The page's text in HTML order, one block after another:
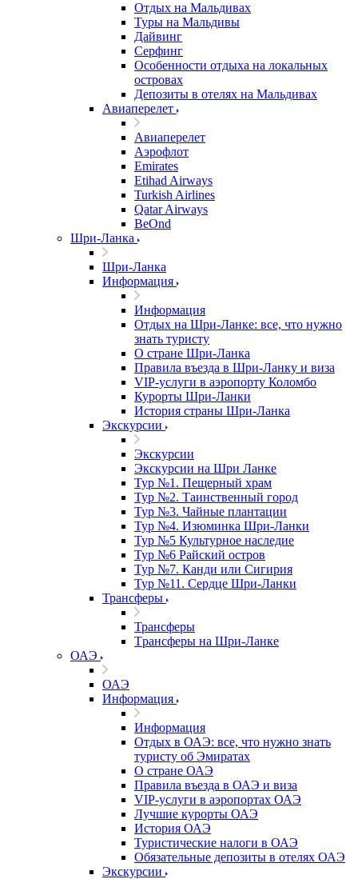
Отдых на Мальдивах
Туры на Мальдивы
Дайвинг
Серфинг
Особенности отдыха на локальных
островах
Депозиты в отелях на Мальдивах
Авиаперелет
Авиаперелет
Аэрофлот
Emirates
Etihad Airways
Turkish Airlines
Qatar Airways
BeOnd
Шри-Ланка
Шри-Ланка
Информация
Информация
Отдых на Шри-Ланке: все, что нужно
знать туристу
О стране Шри-Ланка
Правила въезда в Шри-Ланку и виза
VIP-услуги в аэропорту Коломбо
Курорты Шри-Ланки
История страны Шри-Ланка
Экскурсии
Экскурсии
Экскурсии на Шри Ланке
Тур №1. Пещерный храм
Тур №2. Таинственный город
Тур №3. Чайные плантации
Тур №4. Изюминка Шри-Ланки
Тур №5 Культурное наследие
Тур №6 Райский остров
Тур №7. Канди или Сигирия
Тур №11. Сердце Шри-Ланки
Трансферы
Трансферы
Tрансферы на Шри-Ланке
ОАЭ
ОАЭ
Информация
Информация
Отдых в ОАЭ: все, что нужно знать
туристу об Эмиратах
О стране ОАЭ
Правила въезда в ОАЭ и виза
VIP-услуги в аэропортах ОАЭ
Лучшие курорты ОАЭ
История ОАЭ
Туристические налоги в ОАЭ
Обязательные депозиты в отелях ОАЭ
Экскурсии